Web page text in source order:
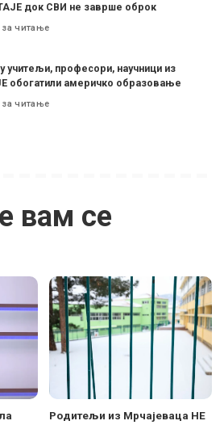
док СВИ не заврше оброк
читање
учитељи, професори, научници из
обогатили америчко образовање
читање
вам се
Родитељи из Мрчајеваца НЕ